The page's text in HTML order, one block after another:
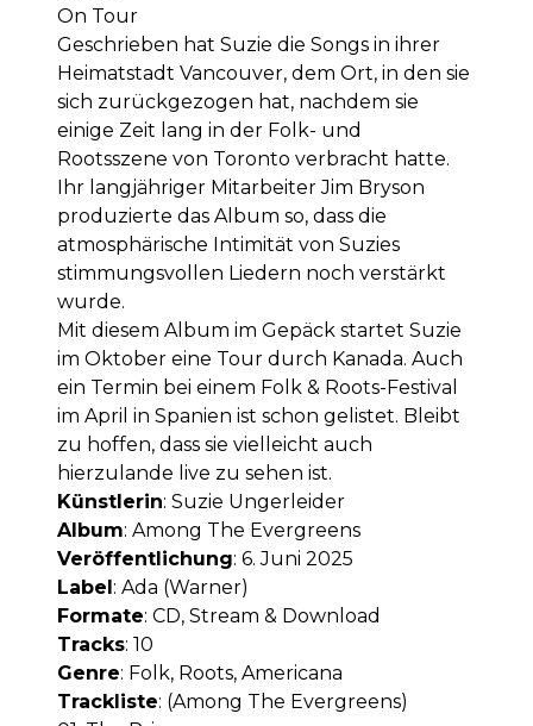
On Tour
Geschrieben hat Suzie die Songs in ihrer
Heimatstadt Vancouver, dem Ort, in den sie
sich zurückgezogen hat, nachdem sie
einige Zeit lang in der Folk- und
Rootsszene von Toronto verbracht hatte.
Ihr langjähriger Mitarbeiter Jim Bryson
produzierte das Album so, dass die
atmosphärische Intimität von Suzies
stimmungsvollen Liedern noch verstärkt
wurde.
Mit diesem Album im Gepäck startet Suzie
im Oktober eine Tour durch Kanada. Auch
ein Termin bei einem Folk & Roots-Festival
im April in Spanien ist schon gelistet. Bleibt
zu hoffen, dass sie vielleicht auch
hierzulande live zu sehen ist.
Künstlerin: Suzie Ungerleider
Album: Among The Evergreens
Veröffentlichung: 6. Juni 2025
Label: Ada (Warner)
Formate: CD, Stream & Download
Tracks: 10
Genre: Folk, Roots, Americana
Trackliste: (Among The Evergreens)